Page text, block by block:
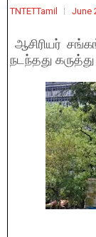
TNTETTamil June
ஆசிரியர்
நடந்தது கருத்து